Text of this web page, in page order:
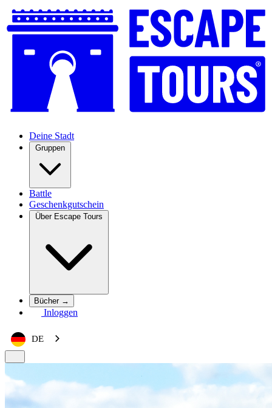
Deine Stadt
Gruppen
Battle
Geschenkgutschein
Über Escape Tours
Bücher →
Inloggen
DE